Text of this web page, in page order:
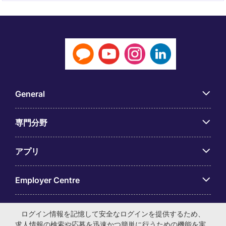
General
専門分野
アプリ
Employer Centre
ログイン情報を記憶して安全なログインを提供するため、
求人情報の検索や応募を迅速かつ簡単に行うための機能を実